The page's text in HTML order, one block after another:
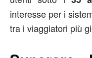
interesse per i
tra i viaggiatori più